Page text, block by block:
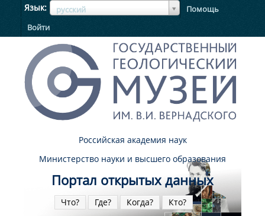
Язык русский
ЯзыкЯзык
Помощь
Войти
Российская академия наук
Министерство науки и высшего образования
Портал открытых данных
Что? Где? Когда? Кто?